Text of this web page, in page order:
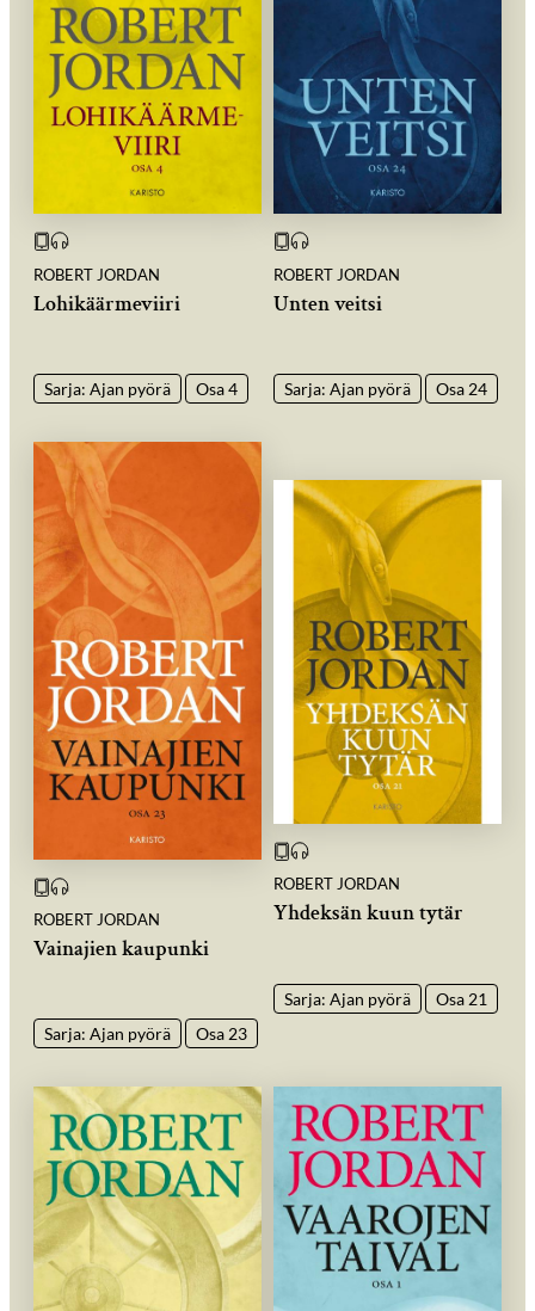
ROBERT JORDAN
Lohikäärmeviiri
Sarja: Ajan pyörä Osa 4
ROBERT JORDAN
Unten veitsi
Sarja: Ajan pyörä Osa 24
ROBERT JORDAN
Vainajien kaupunki
Sarja: Ajan pyörä Osa 23
ROBERT JORDAN
Yhdeksän kuun tytär
Sarja: Ajan pyörä Osa 21